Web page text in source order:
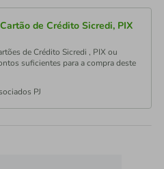
de Crédito Sicredi, PIX
de Crédito Sicredi , PIX ou
suficientes para a compra deste
PJ